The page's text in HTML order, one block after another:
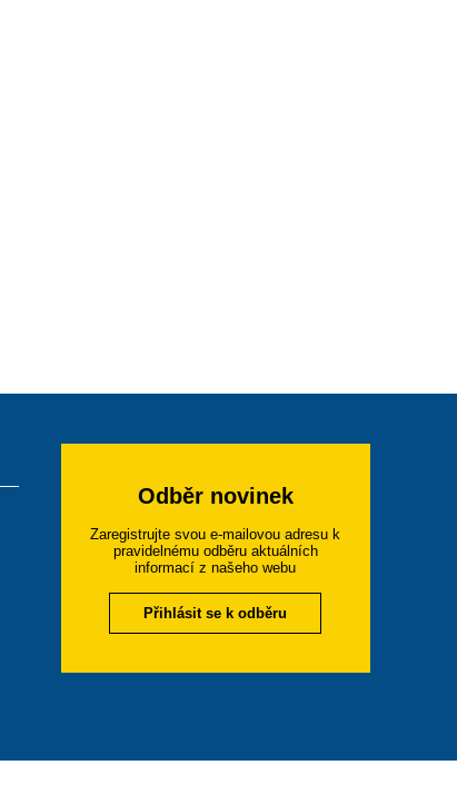
Odběr novinek
Zaregistrujte svou e-mailovou adresu k
pravidelnému odběru aktuálních
informací z našeho webu
Přihlásit se k odběru